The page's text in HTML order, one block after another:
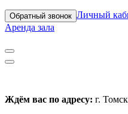
Обратный звонок Личный
Аренда зала
Ждём вас по адресу: г.